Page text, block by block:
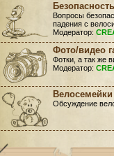
Вопросы
падения с
Модератор:
Фото/видео
Фотки, а так же
Модератор:
Велосемейки
Обсуждение